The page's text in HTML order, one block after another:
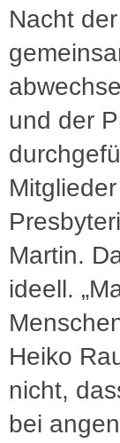
Nacht
und der
Martin.
ideell.
Heiko
nicht,
bei